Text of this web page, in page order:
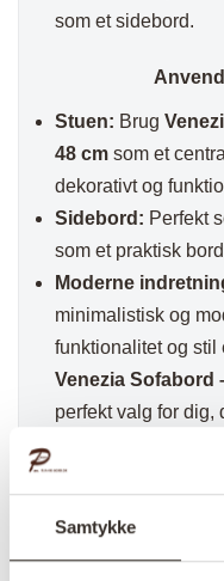
Samtykke
som et sidebord.
Stuen: Brug
48 cm som et
dekorativt og
Sidebord: Perfekt
som et praktisk
Moderne
minimalistisk og
funktionalitet og stil
Venezia Sofabord
perfekt valg for dig,
funktionelt
og den sorte
indretning.